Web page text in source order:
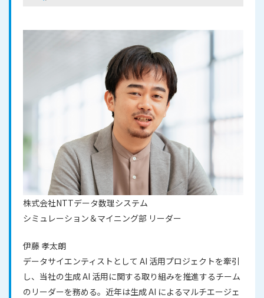
株式会社NTTデータ数理システム
シミュレーション＆マイニング部 リーダー
伊藤 孝太朗
データサイエンティストとして AI 活用プロジェクトを牽引
し、当社の生成 AI 活用に関する取り組みを推進するチーム
のリーダーを務める。近年は生成 AI によるマルチエージェ